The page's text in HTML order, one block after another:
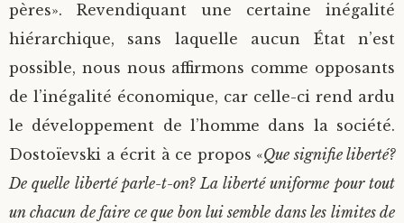
pères». Revendiquant une certaine inégalité
hiérarchique, sans laquelle aucun État n’est
possible, nous nous affirmons comme opposants
de l’inégalité économique, car celle-ci rend ardu
le développement de l’homme dans la société.
Dostoïevski a écrit à ce propos «Que signifie liberté?
De quelle liberté parle-t-on? La liberté uniforme pour tout
un chacun de faire ce que bon lui semble dans les limites de